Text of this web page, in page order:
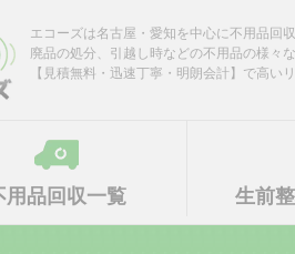
エコーズは名古屋・愛知を中心に不用品回
廃品の処分、引越し時などの不用品の様々
【見積無料・迅速丁寧・明朗会計】で高い
用品回収一覧 生前